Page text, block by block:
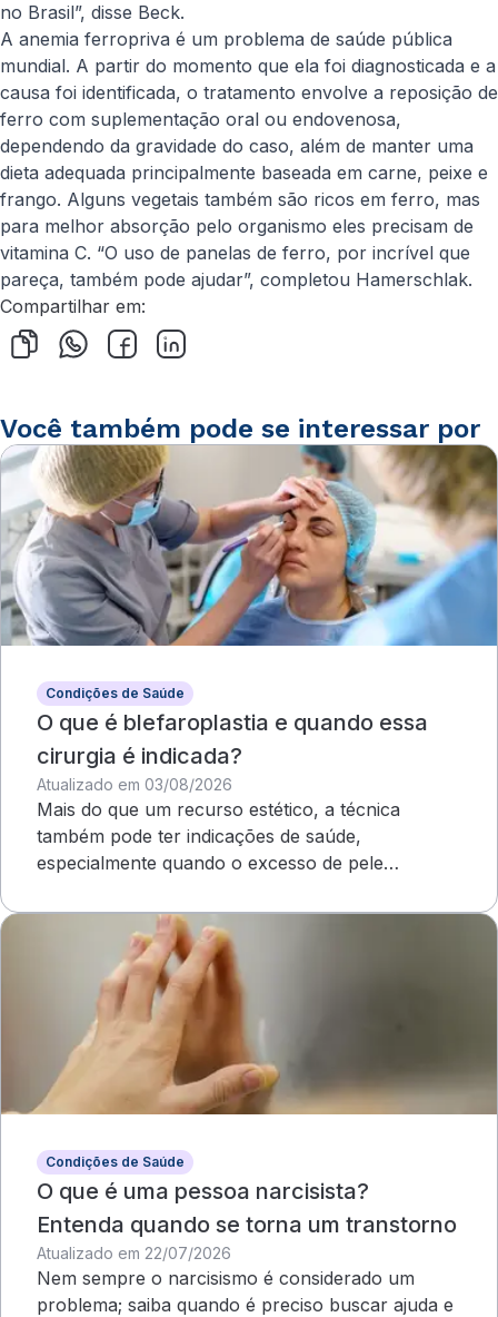
no Brasil”, disse Beck.
A anemia ferropriva é um problema de saúde pública
mundial. A partir do momento que ela foi diagnosticada e a
causa foi identificada, o tratamento envolve a reposição de
ferro com suplementação oral ou endovenosa,
dependendo da gravidade do caso, além de manter uma
dieta adequada principalmente baseada em carne, peixe e
frango. Alguns vegetais também são ricos em ferro, mas
para melhor absorção pelo organismo eles precisam de
vitamina C. “O uso de panelas de ferro, por incrível que
pareça, também pode ajudar”, completou Hamerschlak.
Compartilhar em:
Você também pode se interessar por
Condições de Saúde
O que é blefaroplastia e quando essa
cirurgia é indicada?
Atualizado em 03/08/2026
Mais do que um recurso estético, a técnica
também pode ter indicações de saúde,
especialmente quando o excesso de pele
Condições de Saúde
O que é uma pessoa narcisista?
Entenda quando se torna um transtorno
Atualizado em 22/07/2026
Nem sempre o narcisismo é considerado um
problema; saiba quando é preciso buscar ajuda e